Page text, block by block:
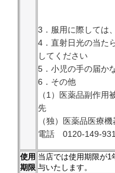
3．服用に際しては
4．直射日光の当た
してください
5．小児の手の届か
6．その他
（1）医薬品副作
先
（独）医薬品医療
電話 0120-149-931
使用
期限
当店では使用期限が1
与いたします。